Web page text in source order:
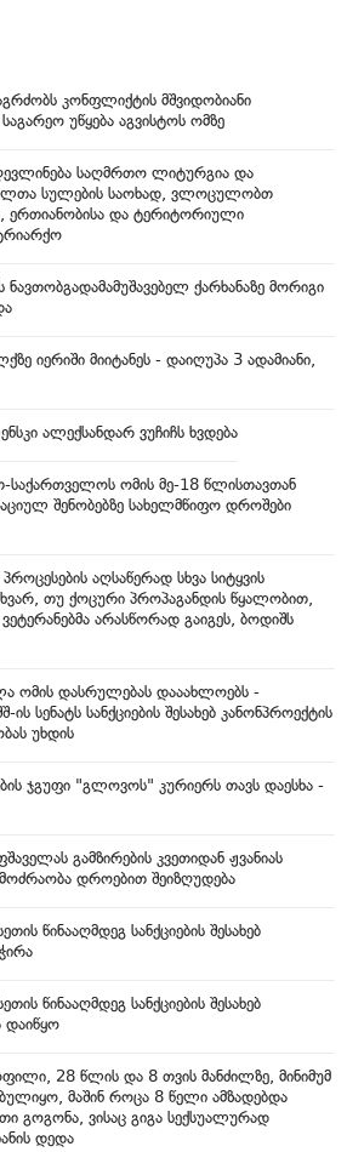
კონფლიქტის მშვიდობიანი
უწყება აგვისტოს ომზე
საღმრთო ლიტურგია და
სულების საოხად, ვლოცულობთ
ერთიანობისა და ტერიტორიული
ნავთობგადამამუშავებელ ქარხანაზე მორიგი
იერიში მიიტანეს - დაიღუპა 3 ადამიანი,
ალექსანდარ ვუჩიჩს ხვდება
საქართველოს ომის მე-18 წლისთავთან
შენობებზე სახელმწიფო დროშები
აღსაწერად სხვა სიტყვის
თუ ქოცური პროპაგანდის წყალობით,
არასწორად გაიგეს, ბოდიშს
ომის დასრულებას დააახლოებს -
სენატს სანქციების შესახებ კანონპროექტის
უხდის
ჯგუფი "გლოვოს" კურიერს თავს დაესხა -
გამზირების კვეთიდან ჟვანიას
დროებით შეიზღუდება
წინააღმდეგ სანქციების შესახებ
წინააღმდეგ სანქციების შესახებ
დაიწყო
28 წლის და 8 თვის მანძილზე, მინიმუმ
მაშინ როცა 8 წელი ამზადებდა
გოგონა, ვისაც გიგა სექსუალურად
დედა